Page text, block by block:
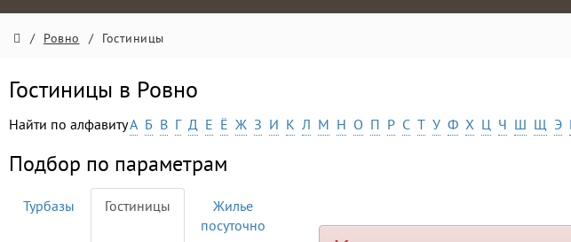
/ Ровно / Гостиницы
Гостиницы в Ровно
Найти по алфавитуА Б В Г Д Е Ё Ж З И К Л М Н О П Р С Т У Ф Х Ц Ч Ш Щ Э
Подбор по параметрам
Турбазы Гостиницы
Жилье
посуточно